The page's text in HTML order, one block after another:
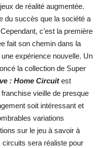
de réalité augmentée.
du succès que la société a
c’est la première
fait son chemin dans la
expérience nouvelle. Un
la collection de Super
: Home Circuitest
vieille de presque
soit intéressant et
variations
sur le jeu à savoir à
sera réaliste pour